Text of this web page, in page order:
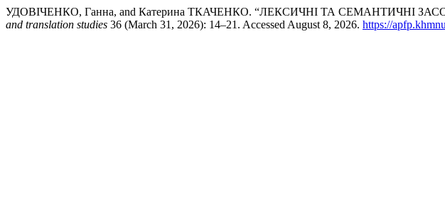
УДОВІЧЕНКО, Ганна, and Катерина ТКАЧЕНКО. “ЛЕКСИЧНІ ТА СЕМАНТИЧНІ
and translation studies 36 (March 31, 2026): 14–21. Accessed August 8, 2026. https://